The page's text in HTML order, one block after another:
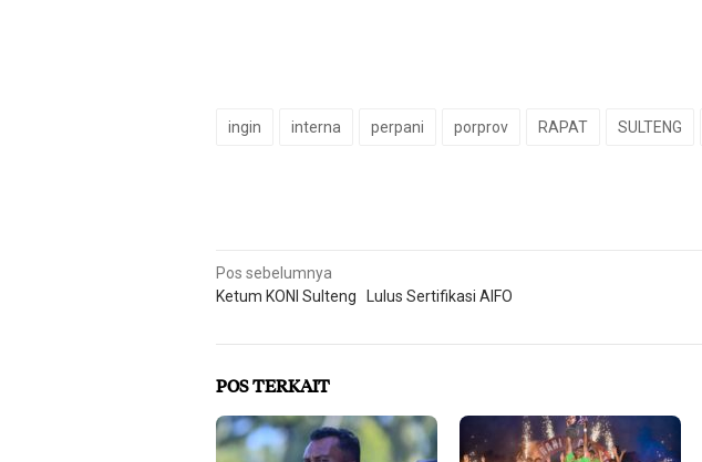
ingin interna perpani porprov RAPAT SULTENG
Navigasi
pos
Pos sebelumnya
Ketum KONI Sulteng Lulus Sertifikasi AIFO
POS TERKAIT